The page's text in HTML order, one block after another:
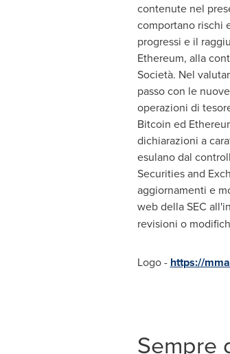
contenute nel
comportano rischi
progressi e il
Ethereum, alla
Società. Nel
passo con le
operazioni di
Bitcoin ed
dichiarazioni a
esulano dal
Securities and
aggiornamenti e
web della SEC
revisioni o
Logo - https://
Sempre